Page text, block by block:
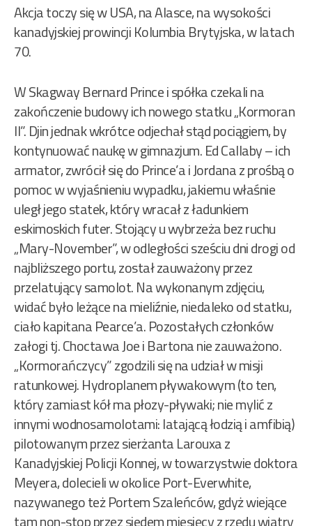
Akcja toczy się w USA, na Alasce, na wysokości
kanadyjskiej prowincji Kolumbia Brytyjska, w latach
70.
W Skagway Bernard Prince i spółka czekali na
zakończenie budowy ich nowego statku „Kormoran
II”. Djin jednak wkrótce odjechał stąd pociągiem, by
kontynuować naukę w gimnazjum. Ed Callaby – ich
armator, zwrócił się do Prince’a i Jordana z prośbą o
pomoc w wyjaśnieniu wypadku, jakiemu właśnie
uległ jego statek, który wracał z ładunkiem
eskimoskich futer. Stojący u wybrzeża bez ruchu
„Mary-November”, w odległości sześciu dni drogi od
najbliższego portu, został zauważony przez
przelatujący samolot. Na wykonanym zdjęciu,
widać było leżące na mieliźnie, niedaleko od statku,
ciało kapitana Pearce’a. Pozostałych członków
załogi tj. Choctawa Joe i Bartona nie zauważono.
„Kormorańczycy” zgodzili się na udział w misji
ratunkowej. Hydroplanem pływakowym (to ten,
który zamiast kół ma płozy-pływaki; nie mylić z
innymi wodnosamolotami: latającą łodzią i amfibią)
pilotowanym przez sierżanta Larouxa z
Kanadyjskiej Policji Konnej, w towarzystwie doktora
Meyera, dolecieli w okolice Port-Everwhite,
nazywanego też Portem Szaleńców, gdyż wiejące
tam non-stop przez siedem miesięcy z rzędu wiatry